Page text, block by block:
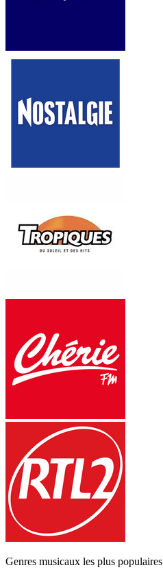
Genres musicaux les plus populaires